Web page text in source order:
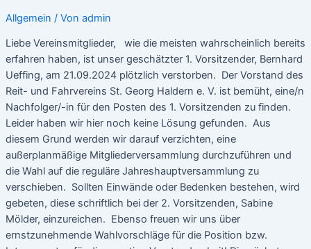
Allgemein / Von admin
Liebe Vereinsmitglieder, wie die meisten wahrscheinlich bereits
erfahren haben, ist unser geschätzter 1. Vorsitzender, Bernhard
Ueffing, am 21.09.2024 plötzlich verstorben. Der Vorstand des
Reit- und Fahrvereins St. Georg Haldern e. V. ist bemüht, eine/n
Nachfolger/-in für den Posten des 1. Vorsitzenden zu finden.
Leider haben wir hier noch keine Lösung gefunden. Aus
diesem Grund werden wir darauf verzichten, eine
außerplanmäßige Mitgliederversammlung durchzuführen und
die Wahl auf die reguläre Jahreshauptversammlung zu
verschieben. Sollten Einwände oder Bedenken bestehen, wird
gebeten, diese schriftlich bei der 2. Vorsitzenden, Sabine
Mölder, einzureichen. Ebenso freuen wir uns über
ernstzunehmende Wahlvorschläge für die Position bzw.